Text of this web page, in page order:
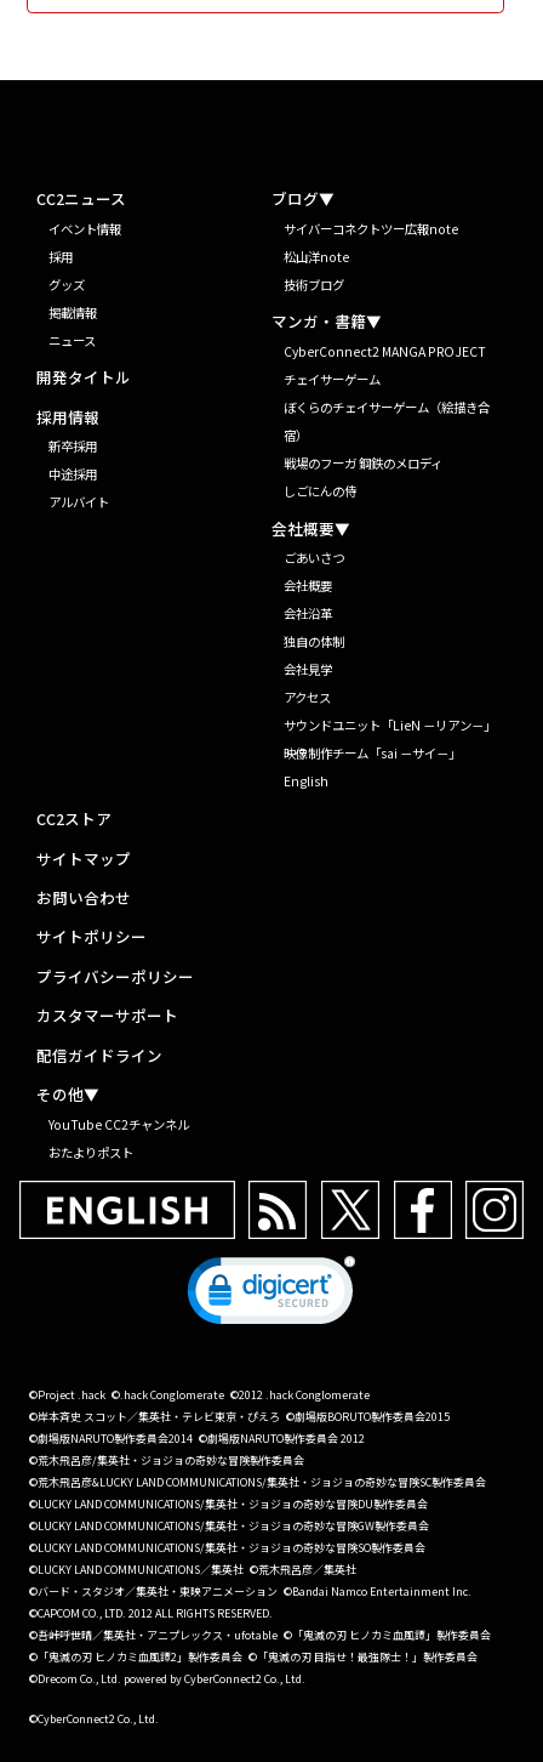
CC2ニュース
イベント情報
採用
グッズ
掲載情報
ニュース
開発タイトル
採用情報
新卒採用
中途採用
アルバイト
ブログ▼
サイバーコネクトツー広報note
松山洋note
技術ブログ
マンガ・書籍▼
CyberConnect2 MANGA PROJECT
チェイサーゲーム
ぼくらのチェイサーゲーム（絵描き合
宿）
戦場のフーガ 鋼鉄のメロディ
しごにんの侍
会社概要▼
ごあいさつ
会社概要
会社沿革
独自の体制
会社見学
アクセス
サウンドユニット「LieN －リアン－」
映像制作チーム「sai －サイ－」
English
CC2ストア
サイトマップ
お問い合わせ
サイトポリシー
プライバシーポリシー
カスタマーサポート
配信ガイドライン
その他▼
YouTube CC2チャンネル
おたよりポスト
©Project .hack ©.hack Conglomerate ©2012 .hack Conglomerate
©岸本斉史 スコット／集英社・テレビ東京・ぴえろ ©劇場版BORUTO製作委員会2015
©劇場版NARUTO製作委員会2014 ©劇場版NARUTO製作委員会 2012
©荒木飛呂彦/集英社・ジョジョの奇妙な冒険製作委員会
©荒木飛呂彦&LUCKY LAND COMMUNICATIONS/集英社・ジョジョの奇妙な冒険SC製作委員会
©LUCKY LAND COMMUNICATIONS/集英社・ジョジョの奇妙な冒険DU製作委員会
©LUCKY LAND COMMUNICATIONS/集英社・ジョジョの奇妙な冒険GW製作委員会
©LUCKY LAND COMMUNICATIONS/集英社・ジョジョの奇妙な冒険SO製作委員会
©LUCKY LAND COMMUNICATIONS／集英社 ©荒木飛呂彦／集英社
©バード・スタジオ／集英社・東映アニメーション ©Bandai Namco Entertainment Inc.
©CAPCOM CO., LTD. 2012 ALL RIGHTS RESERVED.
©吾峠呼世晴／集英社・アニプレックス・ufotable ©「鬼滅の刃 ヒノカミ血風譚」製作委員会
©「鬼滅の刃 ヒノカミ血風譚2」製作委員会 ©「鬼滅の刃 目指せ！最強隊士！」製作委員会
©Drecom Co., Ltd. powered by CyberConnect2 Co., Ltd.
©CyberConnect2 Co., Ltd.